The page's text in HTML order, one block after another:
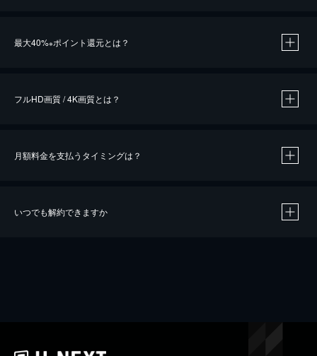
最大40%※ポイント還元とは？
※40％ポイント還元の対象は、クレジットカード決済による作品の購入 / レンタルです。
iOSアプリのUコイン決済による作品の購入 / レンタルは、20％のポイント還元です。
フルHD画質 / 4K画質とは？
月額料金を支払うタイミングは？
いつでも解約できますか